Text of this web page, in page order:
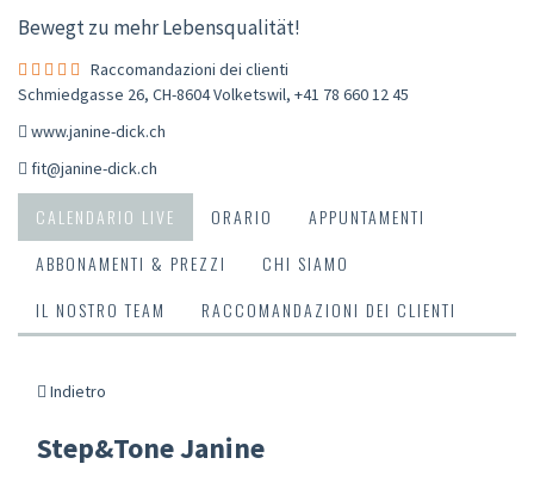
Bewegt zu mehr Lebensqualität!
Raccomandazioni dei clienti
Schmiedgasse 26, CH-8604 Volketswil, +41 78 660 12 45
www.janine-dick.ch
fit@janine-dick.ch
CALENDARIO LIVE ORARIO
APPUNTAMENTI
ABBONAMENTI & PREZZI
CHI SIAMO
IL NOSTRO TEAM
RACCOMANDAZIONI DEI CLIENTI
Indietro
Step&Tone Janine